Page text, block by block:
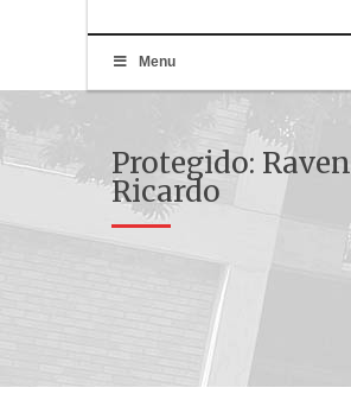
Menu
Protegido: Raven
Ricardo